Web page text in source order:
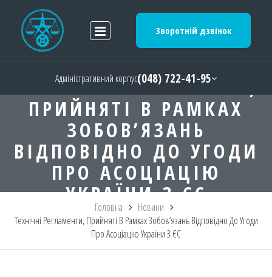
Зворотній дзвінок
Адміністративний корпус(048) 722-41-95
ТЕХНІЧНІ РЕГЛАМЕНТИ,
ПРИЙНЯТІ В РАМКАХ
ЗОБОВ’ЯЗАНЬ
ВІДПОВІДНО ДО УГОДИ
ПРО АСОЦІАЦІЮ
УКРАЇНИ З ЄС
Головна
Новини
Технічні Регламенти, Прийняті В Рамках Зобов’язань Відповідно До Угоди
Про Асоціацію України З ЄС